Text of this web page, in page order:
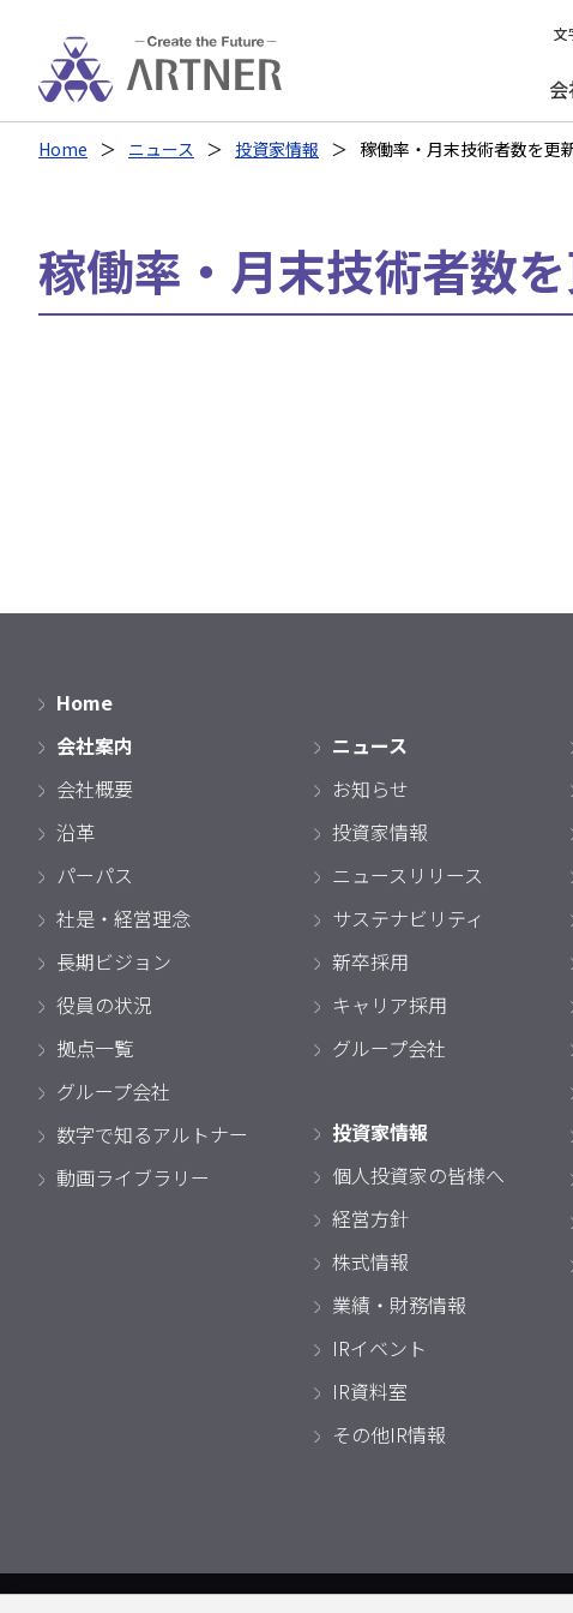
文
Home ニュース 投資家情報 稼働率・月末技術者数を更
稼働率・月末技術者数を
Home
会社案内
会社概要
沿革
パーパス
社是・経営理念
長期ビジョン
役員の状況
拠点一覧
グループ会社
数字で知るアルトナー
動画ライブラリー
ニュース
お知らせ
投資家情報
ニュースリリース
サステナビリティ
新卒採用
キャリア採用
グループ会社
投資家情報
個人投資家の皆様へ
経営方針
株式情報
業績・財務情報
IRイベント
IR資料室
その他IR情報